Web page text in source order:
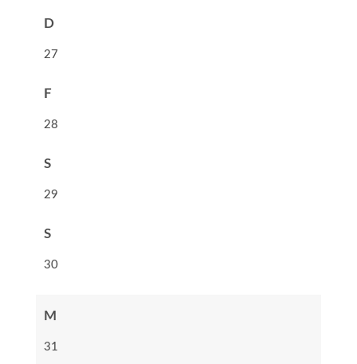
D
27
F
28
S
29
S
30
M
31